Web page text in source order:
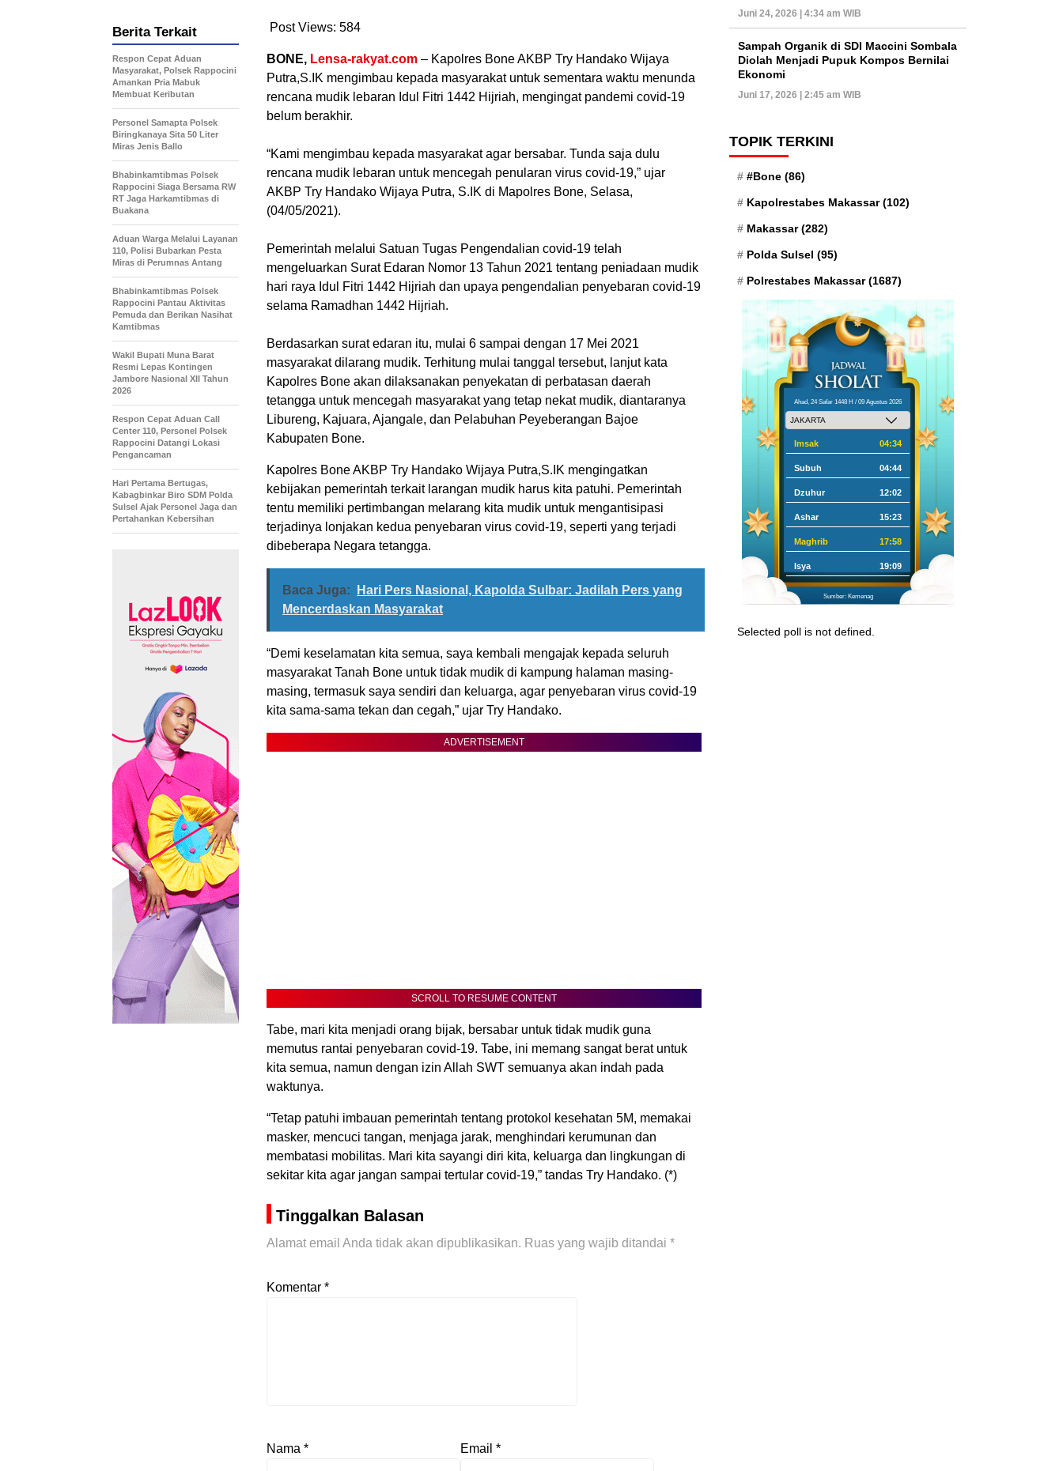
Post Views: 584
BONE, Lensa-rakyat.com – Kapolres Bone AKBP Try Handako Wijaya
Putra,S.IK mengimbau kepada masyarakat untuk sementara waktu menunda
rencana mudik lebaran Idul Fitri 1442 Hijriah, mengingat pandemi covid-19
belum berakhir.
“Kami mengimbau kepada masyarakat agar bersabar. Tunda saja dulu
rencana mudik lebaran untuk mencegah penularan virus covid-19,” ujar
AKBP Try Handako Wijaya Putra, S.IK di Mapolres Bone, Selasa,
(04/05/2021).
Pemerintah melalui Satuan Tugas Pengendalian covid-19 telah
mengeluarkan Surat Edaran Nomor 13 Tahun 2021 tentang peniadaan mudik
hari raya Idul Fitri 1442 Hijriah dan upaya pengendalian penyebaran covid-19
selama Ramadhan 1442 Hijriah.
Berdasarkan surat edaran itu, mulai 6 sampai dengan 17 Mei 2021
masyarakat dilarang mudik. Terhitung mulai tanggal tersebut, lanjut kata
Kapolres Bone akan dilaksanakan penyekatan di perbatasan daerah
tetangga untuk mencegah masyarakat yang tetap nekat mudik, diantaranya
Libureng, Kajuara, Ajangale, dan Pelabuhan Peyeberangan Bajoe
Kabupaten Bone.
Kapolres Bone AKBP Try Handako Wijaya Putra,S.IK mengingatkan
kebijakan pemerintah terkait larangan mudik harus kita patuhi. Pemerintah
tentu memiliki pertimbangan melarang kita mudik untuk mengantisipasi
terjadinya lonjakan kedua penyebaran virus covid-19, seperti yang terjadi
dibeberapa Negara tetangga.
Baca Juga:
Hari Pers Nasional, Kapolda Sulbar: Jadilah Pers yang
Mencerdaskan Masyarakat
“Demi keselamatan kita semua, saya kembali mengajak kepada seluruh
masyarakat Tanah Bone untuk tidak mudik di kampung halaman masing-
masing, termasuk saya sendiri dan keluarga, agar penyebaran virus covid-19
kita sama-sama tekan dan cegah,” ujar Try Handako.
ADVERTISEMENT
SCROLL TO RESUME CONTENT
Tabe, mari kita menjadi orang bijak, bersabar untuk tidak mudik guna
memutus rantai penyebaran covid-19. Tabe, ini memang sangat berat untuk
kita semua, namun dengan izin Allah SWT semuanya akan indah pada
waktunya.
“Tetap patuhi imbauan pemerintah tentang protokol kesehatan 5M, memakai
masker, mencuci tangan, menjaga jarak, menghindari kerumunan dan
membatasi mobilitas. Mari kita sayangi diri kita, keluarga dan lingkungan di
sekitar kita agar jangan sampai tertular covid-19,” tandas Try Handako. (*)
Tinggalkan Balasan
Alamat email Anda tidak akan dipublikasikan. Ruas yang wajib ditandai *
Komentar *
Nama * Email *
Berita Terkait
Respon Cepat Aduan
Masyarakat, Polsek Rappocini
Amankan Pria Mabuk
Membuat Keributan
Personel Samapta Polsek
Biringkanaya Sita 50 Liter
Miras Jenis Ballo
Bhabinkamtibmas Polsek
Rappocini Siaga Bersama RW
RT Jaga Harkamtibmas di
Buakana
Aduan Warga Melalui Layanan
110, Polisi Bubarkan Pesta
Miras di Perumnas Antang
Bhabinkamtibmas Polsek
Rappocini Pantau Aktivitas
Pemuda dan Berikan Nasihat
Kamtibmas
Wakil Bupati Muna Barat
Resmi Lepas Kontingen
Jambore Nasional XII Tahun
2026
Respon Cepat Aduan Call
Center 110, Personel Polsek
Rappocini Datangi Lokasi
Pengancaman
Hari Pertama Bertugas,
Kabagbinkar Biro SDM Polda
Sulsel Ajak Personel Jaga dan
Pertahankan Kebersihan
Juni 24, 2026 | 4:34 am WIB
Sampah Organik di SDI Maccini Sombala
Diolah Menjadi Pupuk Kompos Bernilai
Ekonomi
Juni 17, 2026 | 2:45 am WIB
TOPIK TERKINI
#Bone (86)
Kapolrestabes Makassar(102)
Makassar(282)
Polda Sulsel (95)
Polrestabes Makassar(1687)
Ahad, 24 Safar 1448 H / 09 Agustus 2026
Imsak 04:34
Subuh 04:44
Dzuhur 12:02
Ashar 15:23
Maghrib 17:58
Isya 19:09
Sumber: Kemenag
Selected poll is not defined.